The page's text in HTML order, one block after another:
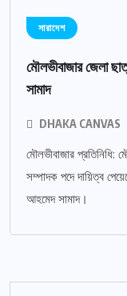
সারাদেশ
মৌলভীবাজার জেলা
সামাদ
DHAKA CANVAS
মৌলভীবাজার প্রতিনিধি:
সম্পাদক পদে দায়িত্ব
আহমেদ সামাদ।